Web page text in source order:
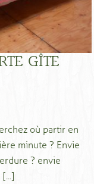
GÎTE
où partir en
minute ? Envie
? envie